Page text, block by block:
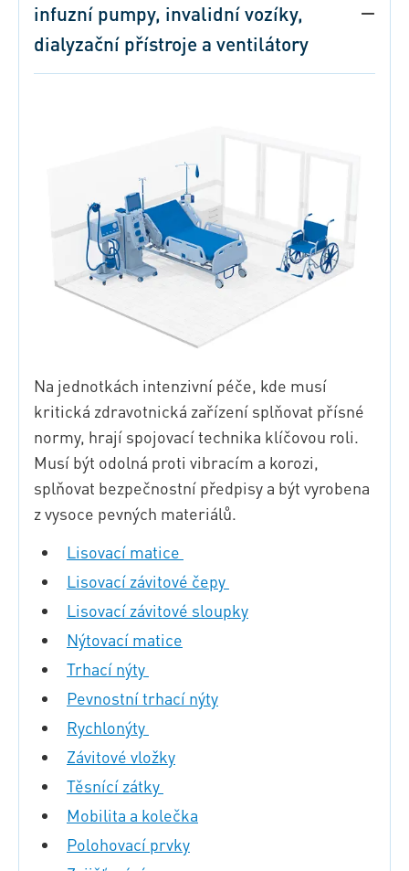
infuzní pumpy, invalidní vozíky,
dialyzační přístroje a ventilátory
Na jednotkách intenzivní péče, kde musí
kritická zdravotnická zařízení splňovat přísné
normy, hrají spojovací technika klíčovou roli.
Musí být odolná proti vibracím a korozi,
splňovat bezpečnostní předpisy a být vyrobena
z vysoce pevných materiálů.
Lisovací matice
Lisovací závitové čepy
Lisovací závitové sloupky
Nýtovací matice
Trhací nýty
Pevnostní trhací nýty
Rychlonýty
Závitové vložky
Těsnící zátky
Mobilita a kolečka
Polohovací prvky